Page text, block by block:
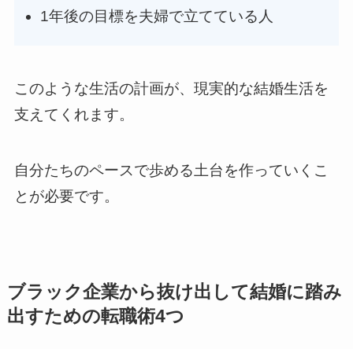
1年後の目標を夫婦で立てている人
このような生活の計画が、現実的な結婚生活を
支えてくれます。
自分たちのペースで歩める土台を作っていくこ
とが必要です。
ブラック企業から抜け出して結婚に踏み
出すための転職術4つ